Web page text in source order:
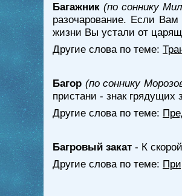
Багажник (по соннику
разочарование. Если
жизни Вы устали от
Другие слова по теме:
Багор (по соннику
пристани - знак
Другие слова по теме:
Багровый закат - К
Другие слова по теме: